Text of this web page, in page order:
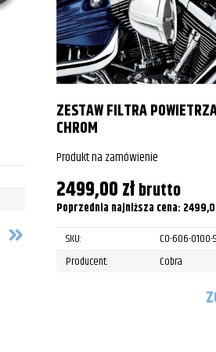
ZESTAW FILTRA
CHROM
Produkt na zamówienie
2499,00złbrutto
Poprzednia najniższa cena:
SKU:
CO-606-0100-
Producent:
Cobra